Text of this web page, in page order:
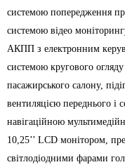
системою попередження
системою відео
АКПП з електронним
системою кругового
пасажирського салону,
вентиляцією переднього і
навігаційною
10,25’’ LCD монітором,
світлодіодними фарами